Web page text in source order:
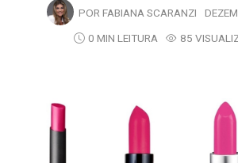
POR FABIANA SCARANZI
0 MIN LEITURA
85